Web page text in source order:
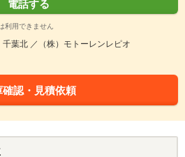
電話する
利用できません
葉北 ／（株）モトーレンレピオ
確認・見積依頼